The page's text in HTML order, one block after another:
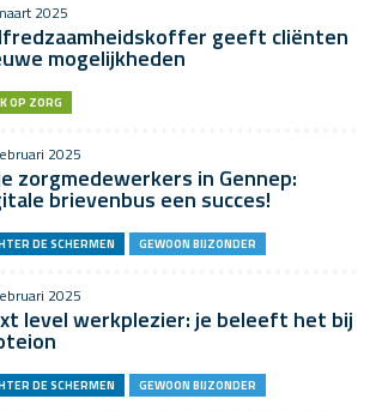
2025
geeft cliënten
mogelijkheden
OP ZORG
2025
zorgmedewerkers in Gennep:
brievenbus een succes!
DE SCHERMEN GEWOON BIJZONDER
2025
level werkplezier: je beleeft het bij
DE SCHERMEN GEWOON BIJZONDER